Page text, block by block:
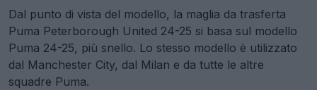
Dal punto di vista del modello, la maglia da trasferta
Puma Peterborough United 24-25 si basa sul modello
Puma 24-25, più snello. Lo stesso modello è utilizzato
dal Manchester City, dal Milan e da tutte le altre
squadre Puma.